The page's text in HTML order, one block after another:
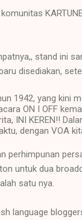
stand ini
disediakan,
1942, yang kini
ON I OFF
INI KEREN!!
dengan VOA
perhimpunan
untuk dua
satu nya.
language